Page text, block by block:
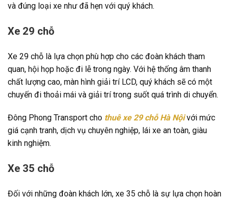
và đúng loại xe như đã hẹn với quý khách.
Xe 29 chỗ
Xe 29 chỗ là lựa chọn phù hợp cho các đoàn khách tham
quan, hội họp hoặc đi lễ trong ngày. Với hệ thống âm thanh
chất lượng cao, màn hình giải trí LCD, quý khách sẽ có một
chuyến đi thoải mái và giải trí trong suốt quá trình di chuyển.
Đông Phong Transport cho thuê xe 29 chỗ Hà Nộivới mức
giá cạnh tranh, dịch vụ chuyên nghiệp, lái xe an toàn, giàu
kinh nghiệm.
Xe 35 chỗ
Đối với những đoàn khách lớn, xe 35 chỗ là sự lựa chọn hoàn